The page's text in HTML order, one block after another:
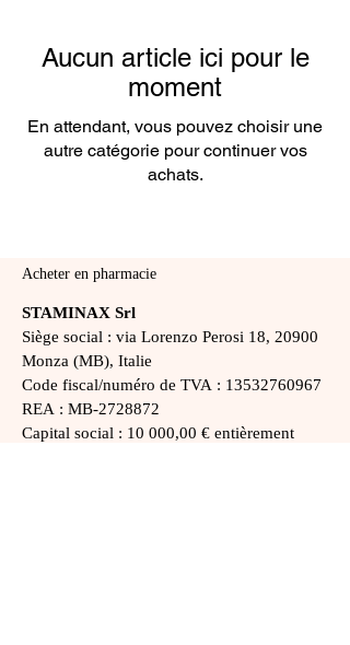
Aucun article ici pour le
moment
En attendant, vous pouvez choisir une
autre catégorie pour continuer vos
achats.
Acheter en pharmacie
STAMINAX Srl
Siège social : via Lorenzo Perosi 18, 20900
Monza (MB), Italie
Code fiscal/numéro de TVA : 13532760967
REA : MB-2728872
Capital social : 10 000,00 € entièrement